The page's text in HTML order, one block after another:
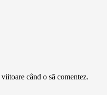
când o să comentez.